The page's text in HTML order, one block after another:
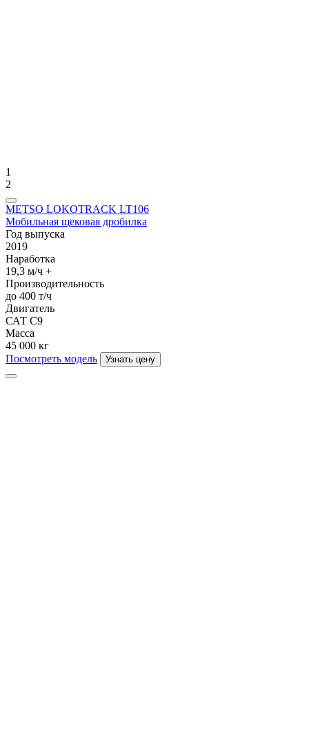
1
2
METSO LOKOTRACK LT106
Мобильная щековая дробилка
Год выпуска
2019
Нaрабoткa
19,3 м/ч +
Производительность
до 400 т/ч
Двигатель
САТ С9
Масса
45 000 кг
Посмотреть модель
Узнать цену